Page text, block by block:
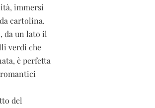
immersi
cartolina.
da un lato il
verdi che
, è perfetta
del